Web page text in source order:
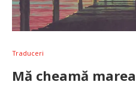
Traduceri
Mă cheamă marea